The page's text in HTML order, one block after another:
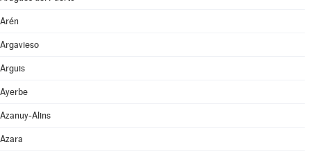
Arén
Argavieso
Arguis
Ayerbe
Azanuy-Alins
Azara